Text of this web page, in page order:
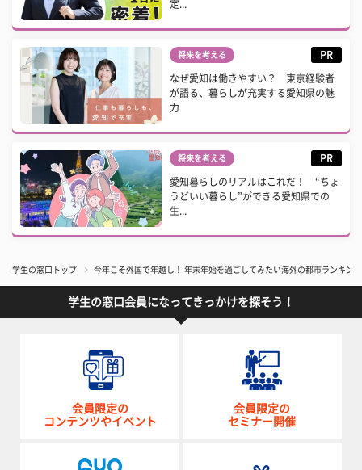
定...
将来を考える PR
なぜ愛知は働きやすい？ 東京経験者
が語る、暮らしが充実する愛知県の魅
力
将来を考える PR
愛知暮らしのリアルはこれだ！ “ちょ
うどいい暮らし”ができる愛知県での
生...
学生の窓口トップ 今年こそ外国で年越し！ 年末年始を過ごしてみたい海外の都市ランキ
学生の窓口会員になってきっかけを探そう！
会員限定の
コンテンツやイベント
会員限定の
セミナー開催